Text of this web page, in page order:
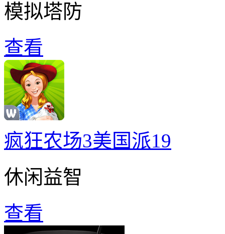
模拟塔防
查看
疯狂农场3美国派19
休闲益智
查看